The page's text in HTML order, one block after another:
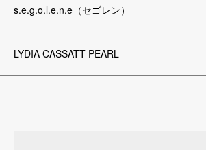
s.e.g.o.l.e.n.e（セゴレン）
LYDIA CASSATT PEARL